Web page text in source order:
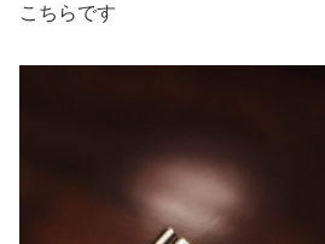
こちらです